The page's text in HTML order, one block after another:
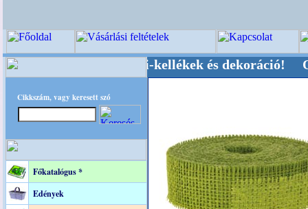
Cikkszám, vagy keresett szó
Főkatalógus *
Edények
, Kegyeleti-kellékek és dekoráció!